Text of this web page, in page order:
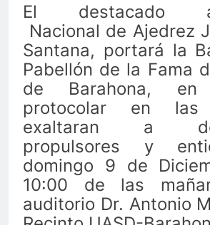
El destacado
Nacional de Ajedrez
Santana, portará la
Pabellón de la Fama
de Barahona,
protocolar en
exaltaran a
propulsores y
domingo 9 de
10:00 de las
auditorio Dr. Antonio